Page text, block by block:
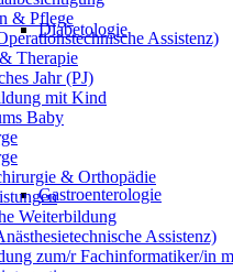
Diabetologie
Gastroenterologie
& Pflege
Assistenz)
Therapie
Jahr (PJ)
mit Kind
Baby
& Orthopädie
Weiterbildung
Assistenz)
zum/r Fachinformatiker/in